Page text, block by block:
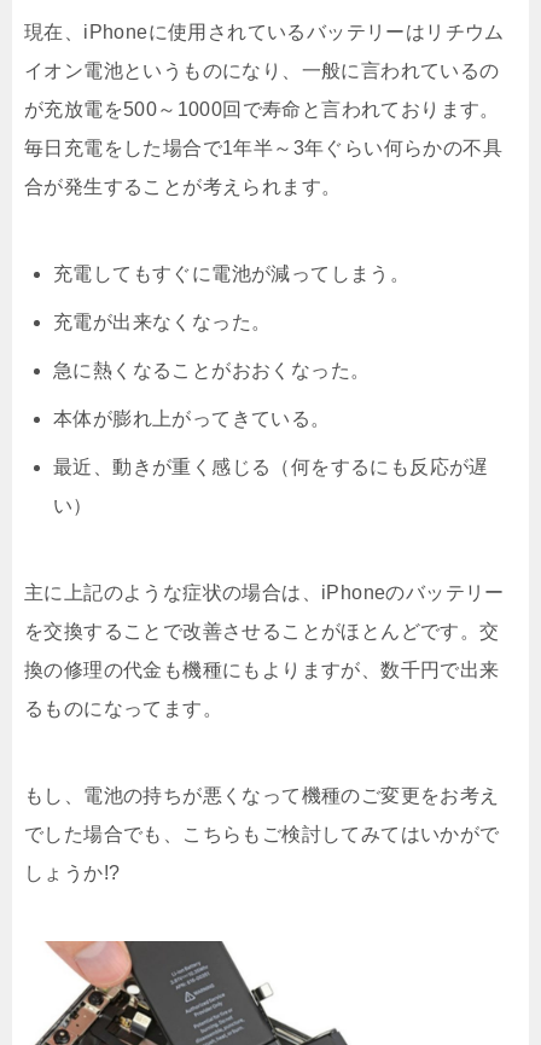
現在、iPhoneに使用されているバッテリーはリチウム
イオン電池というものになり、一般に言われているの
が充放電を500～1000回で寿命と言われております。
毎日充電をした場合で1年半～3年ぐらい何らかの不具
合が発生することが考えられます。
充電してもすぐに電池が減ってしまう。
充電が出来なくなった。
急に熱くなることがおおくなった。
本体が膨れ上がってきている。
最近、動きが重く感じる（何をするにも反応が遅
い）
主に上記のような症状の場合は、iPhoneのバッテリー
を交換することで改善させることがほとんどです。交
換の修理の代金も機種にもよりますが、数千円で出来
るものになってます。
もし、電池の持ちが悪くなって機種のご変更をお考え
でした場合でも、こちらもご検討してみてはいかがで
しょうか!?